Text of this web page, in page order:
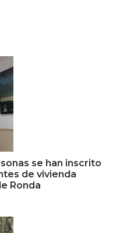
se han inscrito
de vivienda
Ronda